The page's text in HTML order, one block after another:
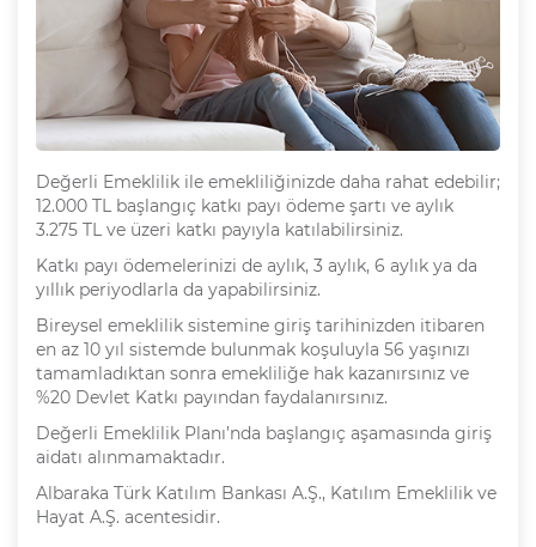
Değerli Emeklilik ile emekliliğinizde daha rahat edebilir;
12.000 TL başlangıç katkı payı ödeme şartı ve aylık
3.275 TL ve üzeri katkı payıyla katılabilirsiniz.
Katkı payı ödemelerinizi de aylık, 3 aylık, 6 aylık ya da
yıllık periyodlarla da yapabilirsiniz.
Bireysel emeklilik sistemine giriş tarihinizden itibaren
en az 10 yıl sistemde bulunmak koşuluyla 56 yaşınızı
tamamladıktan sonra emekliliğe hak kazanırsınız ve
%20 Devlet Katkı payından faydalanırsınız.
Değerli Emeklilik Planı’nda başlangıç aşamasında giriş
aidatı alınmamaktadır.
Albaraka Türk Katılım Bankası A.Ş., Katılım Emeklilik ve
Hayat A.Ş. acentesidir.